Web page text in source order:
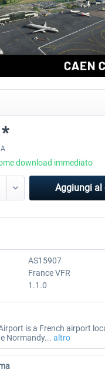
Bonn
€ *
download immediato
Aggiungi al
AS15907
France VFR
1.1.0
is a French airport
Normandy... altro